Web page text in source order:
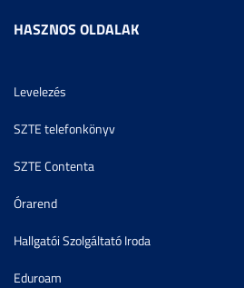
HASZNOS OLDALAK
Levelezés
SZTE telefonkönyv
SZTE Contenta
Órarend
Hallgatói Szolgáltató Iroda
Eduroam